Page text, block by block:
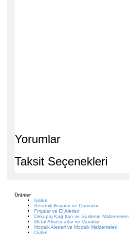
Yorumlar
Taksit Seçenekleri
Ürünler
Galeri
Seramik Boyalar ve Çamurlar
Fırçalar ve El Aletleri
Dekupaj Kağıtları ve Süsleme Malzemeleri
Metal Aksesuarlar ve Varaklar
Mozaik Aletleri ve Mozaik Malzemeleri
Outlet